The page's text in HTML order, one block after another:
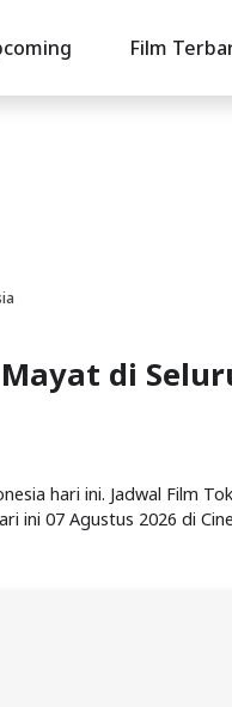
Film
di
hari ini. Jadwal Film
ini 07 Agustus 2026 di